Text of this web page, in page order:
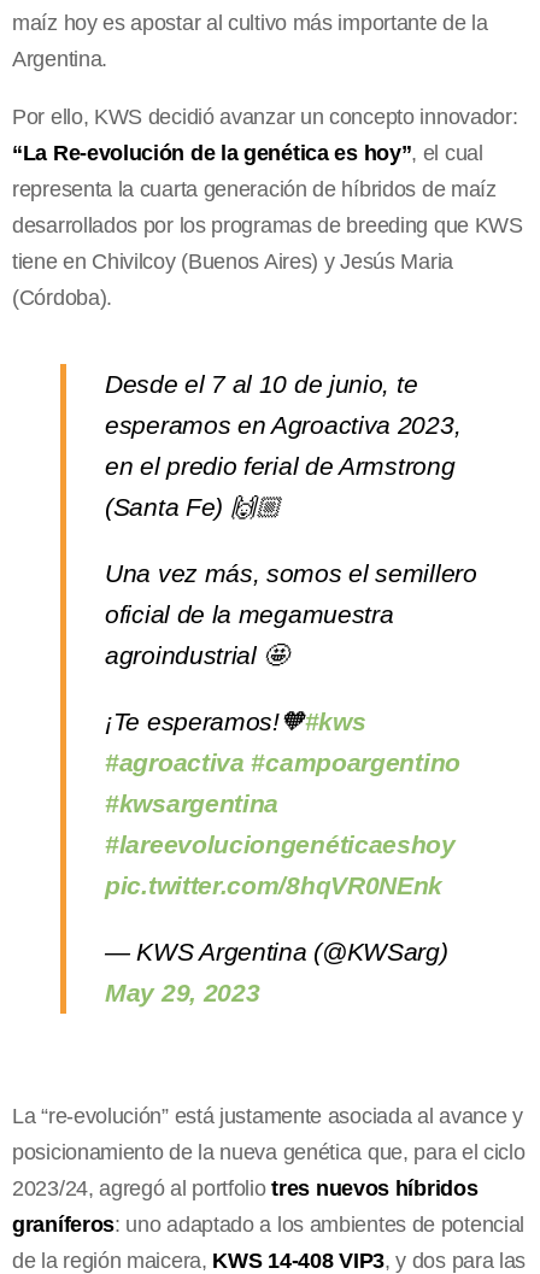
maíz hoy es apostar al cultivo más importante de la
Argentina.
Por ello, KWS decidió avanzar un concepto innovador:
“La Re-evolución de la genética es hoy”, el cual
representa la cuarta generación de híbridos de maíz
desarrollados por los programas de breeding que KWS
tiene en Chivilcoy (Buenos Aires) y Jesús Maria
(Córdoba).
Desde el 7 al 10 de junio, te
esperamos en Agroactiva 2023,
en el predio ferial de Armstrong
(Santa Fe) 🙌🏼
Una vez más, somos el semillero
oficial de la megamuestra
agroindustrial 🤩
¡Te esperamos!🧡#kws
#agroactiva #campoargentino
#kwsargentina
#lareevoluciongenéticaeshoy
pic.twitter.com/8hqVR0NEnk
— KWS Argentina (@KWSarg)
May 29, 2023
La “re-evolución” está justamente asociada al avance y
posicionamiento de la nueva genética que, para el ciclo
2023/24, agregó al portfoliotres nuevos híbridos
graníferos: uno adaptado a los ambientes de potencial
de la región maicera, KWS 14-408 VIP3, y dos para las